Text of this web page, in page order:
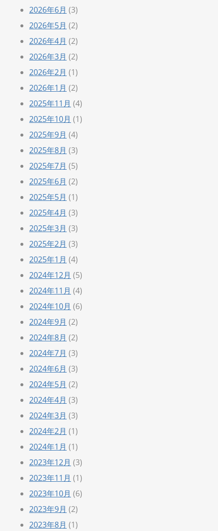
2026年6月 (3)
2026年5月 (2)
2026年4月 (2)
2026年3月 (2)
2026年2月 (1)
2026年1月 (2)
2025年11月 (4)
2025年10月 (1)
2025年9月 (4)
2025年8月 (3)
2025年7月 (5)
2025年6月 (2)
2025年5月 (1)
2025年4月 (3)
2025年3月 (3)
2025年2月 (3)
2025年1月 (4)
2024年12月 (5)
2024年11月 (4)
2024年10月 (6)
2024年9月 (2)
2024年8月 (2)
2024年7月 (3)
2024年6月 (3)
2024年5月 (2)
2024年4月 (3)
2024年3月 (3)
2024年2月 (1)
2024年1月 (1)
2023年12月 (3)
2023年11月 (1)
2023年10月 (6)
2023年9月 (2)
2023年8月 (1)